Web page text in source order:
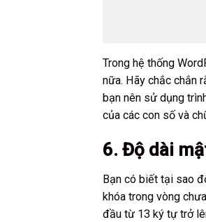
Trong hệ thống
nữa. Hãy chắc chắn
bạn nên sử dụng
của các con số và
6. Độ dài
Bạn có biết tại sao
khóa trong vòng
đầu từ 13 ký tự trở